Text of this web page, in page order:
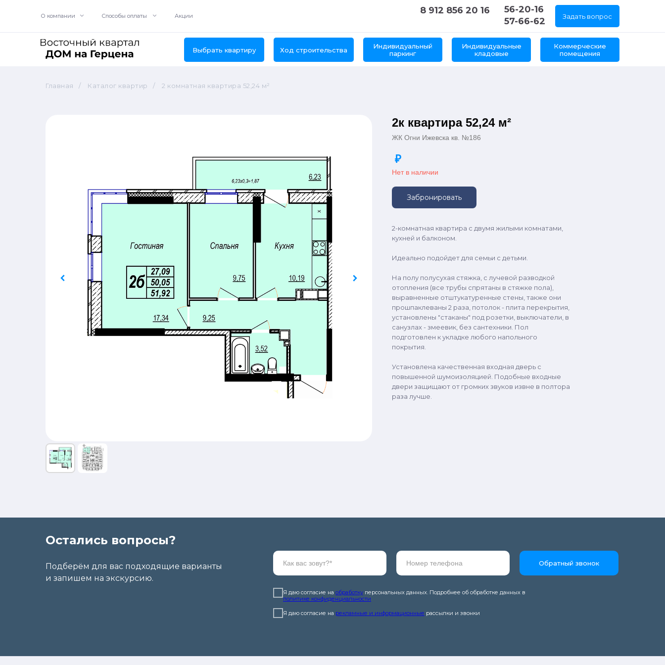
8 912 856 20 16
57-66-62
56-20-16
Акции
О компании Cпособы оплаты Задать вопрос
Ход строительства
Выбрать квартиру
Коммерческие
помещения
Индивидуальные
кладовые
Индивидуальный
паркинг
Главная / Каталог квартир / 2 комнатная квартира 52,24 м²
2к квартира 52,24 м²
ЖК Огни Ижевска кв. №186
₽
Нет в наличии
Забронировать
2-комнатная квартира с двумя жилыми комнатами,
кухней и балконом.
Идеально подойдет для семьи с детьми.
На полу полусухая стяжка, с лучевой разводкой
отопления (все трубы спрятаны в стяжке пола),
выравненные отштукатуренные стены, также они
прошпаклеваны 2 раза, потолок - плита перекрытия,
установлены "стаканы" под розетки, выключатели, в
санузлах - змеевик, без сантехники. Пол
подготовлен к укладке любого напольного
покрытия.
Установлена качественная входная дверь с
повышенной шумоизоляцией. Подобные входные
двери защищают от громких звуков извне в полтора
раза лучше.
Я даю согласие на обработку персональных данных. Подробнее об обработке данных в
политике конфиденциальности
Я даю согласие на рекламные и информационные рассылки и звонки
Подберём для вас подходящие варианты
и запишем на экскурсию.
Остались вопросы?
Обратный звонок